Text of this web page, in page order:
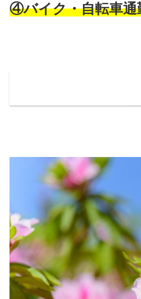
④バイク・自転車通